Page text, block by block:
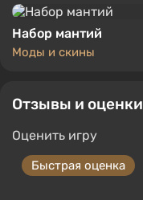
Boosted
PC
Keysforgamers
Набор мантий
Моды и скины
Отзывы и оценки
Оценить игру
Быстрая оценка